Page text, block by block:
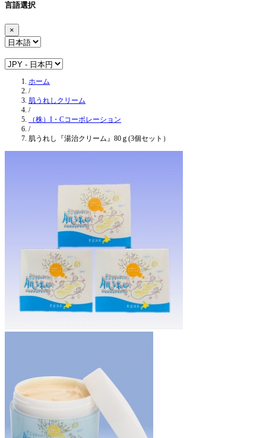
言語選択
×
ホーム
/
肌うれしクリーム
/
（株）I・Cコーポレーション
/
肌うれし『湯治クリーム』80ｇ(3個セット）